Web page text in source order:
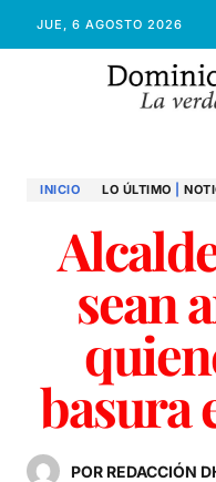
JUE, 6 AGOSTO 2026
INICIO LO ÚLTIMO
sean
basura
POR REDACCIÓN